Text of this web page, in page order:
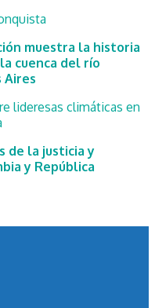
muestra la historia
cuenca del río
Aires
de la justicia y
y República